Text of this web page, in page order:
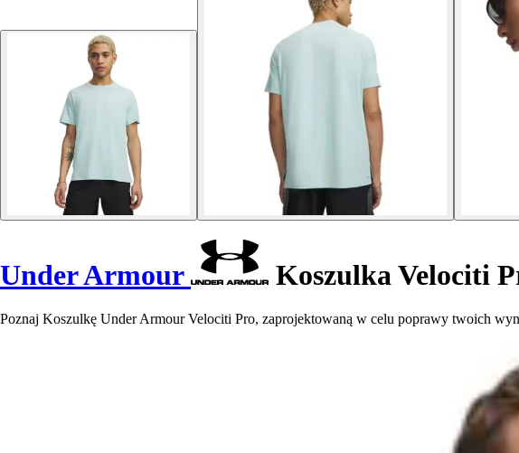
Under Armour Koszulka Velociti
Poznaj Koszulkę Under Armour Velociti Pro, zaprojektowaną w celu poprawy twoich